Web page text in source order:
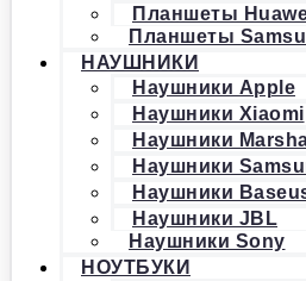
Планшеты
Планшеты
НАУШНИКИ
Наушники Apple
Наушники Xiaomi
Наушники
Наушники
Наушники
Наушники JBL
Наушники Sony
НОУТБУКИ